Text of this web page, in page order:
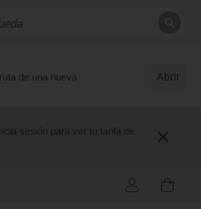
de una nueva
Abrir
sesión para ver tu tarifa de
de la búsqueda